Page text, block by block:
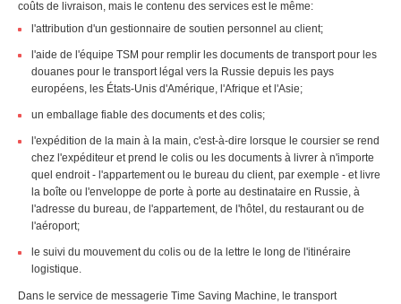
coûts de livraison, mais le contenu des services est le même:
l'attribution d'un gestionnaire de soutien personnel au client;
l'aide de l'équipe TSM pour remplir les documents de transport pour les
douanes pour le transport légal vers la Russie depuis les pays
européens, les États-Unis d'Amérique, l'Afrique et l'Asie;
un emballage fiable des documents et des colis;
l'expédition de la main à la main, c'est-à-dire lorsque le coursier se rend
chez l'expéditeur et prend le colis ou les documents à livrer à n'importe
quel endroit - l'appartement ou le bureau du client, par exemple - et livre
la boîte ou l'enveloppe de porte à porte au destinataire en Russie, à
l'adresse du bureau, de l'appartement, de l'hôtel, du restaurant ou de
l'aéroport;
le suivi du mouvement du colis ou de la lettre le long de l'itinéraire
logistique.
Dans le service de messagerie Time Saving Machine, le transport